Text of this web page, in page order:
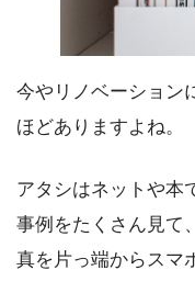
今やリノベーション
ほどありますよね。
アタシはネットや本
事例をたくさん見て
真を片っ端からスマ